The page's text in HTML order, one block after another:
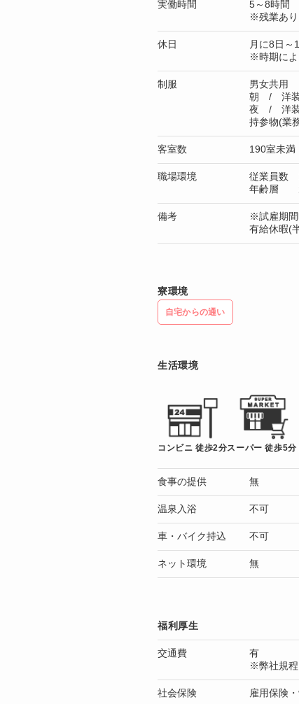
実働時間
5～8時間
※残業あり
休日
月に8日～
※時期によ
制服
男女共用
朝 / 洋
夜 / 洋
持参物(業
客室数 190室未満
職場環境
従業員数
年齢層
備考
※試雇期
有給休暇(
寮環境
自宅からの通い
生活環境
コンビニ 徒歩2分スーパー 徒歩5分
食事の提供 無
温泉入浴 不可
車・バイク持込 不可
ネット環境 無
福利厚生
交通費
有
※弊社規
社会保険 雇用保険